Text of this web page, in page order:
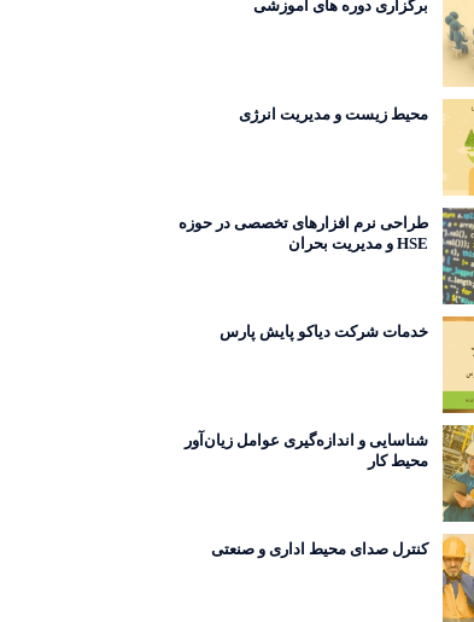
برگزاری دوره های آموزشی
محیط زیست و مدیریت انرژی
طراحی نرم افزارهای تخصصی در حوزه
HSE و مدیریت بحران
خدمات شرکت دیاکو پایش پارس
شناسایی و اندازه‌گیری عوامل زیان‌آور
محیط کار
کنترل صدای محیط اداری و صنعتی